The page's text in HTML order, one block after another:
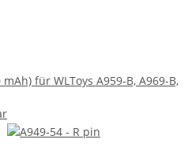
für WLToys A959-B, A969-B,